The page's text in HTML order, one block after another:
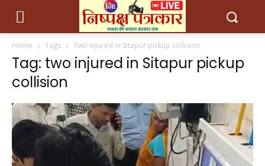
Home Tags Two injured in Sitapur pickup collision
Tag: two injured in Sitapur pickup
collision